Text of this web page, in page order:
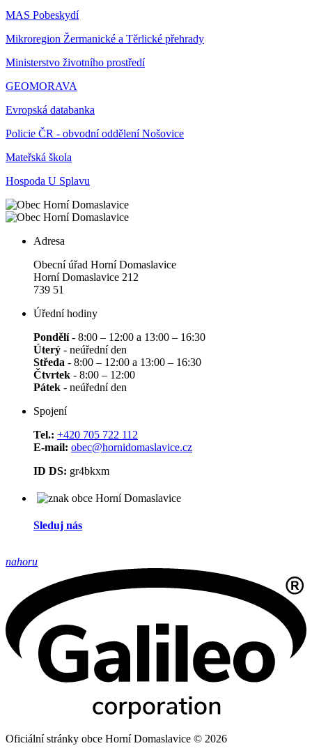
MAS Pobeskydí
Mikroregion Žermanické a Těrlické přehrady
Ministerstvo životního prostředí
GEOMORAVA
Evropská databanka
Policie ČR - obvodní oddělení Nošovice
Mateřská škola
Hospoda U Splavu
Adresa
Obecní úřad Horní Domaslavice
Horní Domaslavice 212
739 51
Úřední hodiny
Pondělí- 8:00 – 12:00 a 13:00 – 16:30
Úterý - neúřední den
Středa - 8:00 – 12:00 a 13:00 – 16:30
Čtvrtek - 8:00 – 12:00
Pátek - neúřední den
Spojení
Tel.: +420 705 722 112
E-mail: obec@hornidomaslavice.cz
ID DS: gr4bkxm
Sleduj nás
nahoru
Oficiální stránky obce Horní Domaslavice © 2026